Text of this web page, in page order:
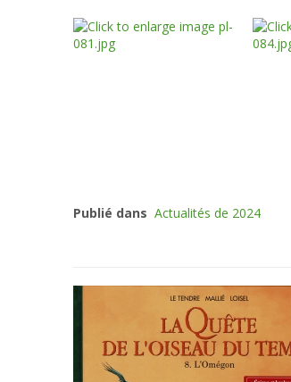
Publié dans Actualités de 2024